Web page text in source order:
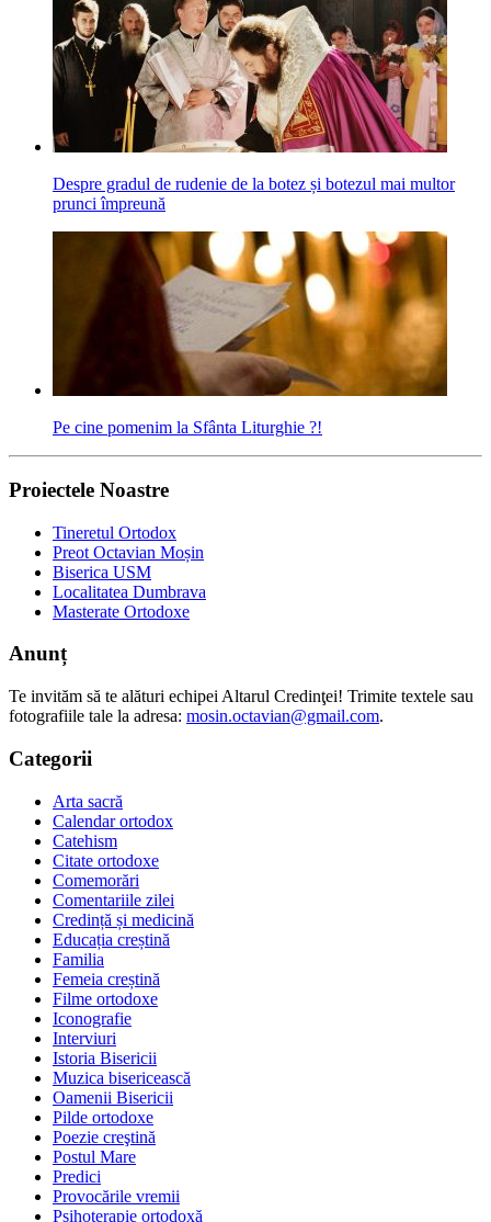
Despre gradul de rudenie de la botez și botezul mai multor
prunci împreună
Pe cine pomenim la Sfânta Liturghie ?!
Proiectele Noastre
Tineretul Ortodox
Preot Octavian Moșin
Biserica USM
Localitatea Dumbrava
Masterate Ortodoxe
Anunț
Te invităm să te alături echipei Altarul Credinţei! Trimite textele sau
fotografiile tale la adresa: mosin.octavian@gmail.com.
Categorii
Arta sacră
Calendar ortodox
Catehism
Citate ortodoxe
Comemorări
Comentariile zilei
Credință și medicină
Educația creștină
Familia
Femeia creștină
Filme ortodoxe
Iconografie
Interviuri
Istoria Bisericii
Muzica bisericească
Oamenii Bisericii
Pilde ortodoxe
Poezie creştină
Postul Mare
Predici
Provocările vremii
Psihoterapie ortodoxă